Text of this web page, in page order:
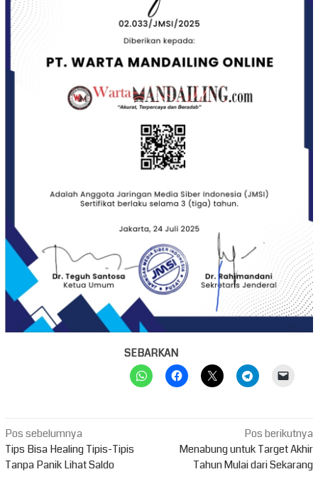
SEBARKAN
Navigasi
pos
Pos sebelumnya
Tips Bisa Healing Tipis-Tipis
Tanpa Panik Lihat Saldo
Pos berikutnya
Menabung untuk Target Akhir
Tahun Mulai dari Sekarang